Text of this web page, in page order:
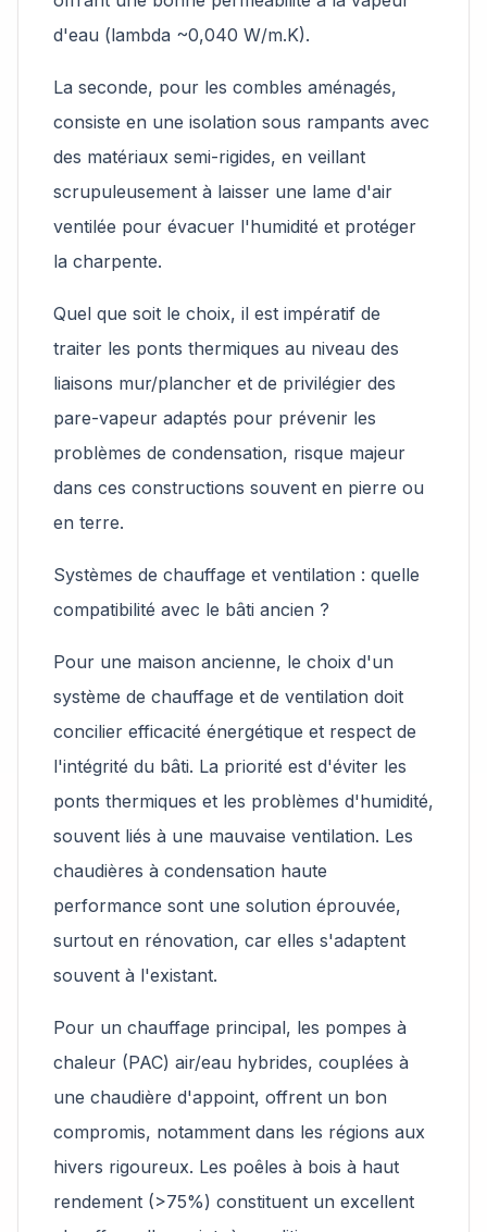
d'eau (lambda ~0,040 W/m.K).
La seconde, pour les combles aménagés,
consiste en une isolation sous rampants avec
des matériaux semi-rigides, en veillant
scrupuleusement à laisser une lame d'air
ventilée pour évacuer l'humidité et protéger
la charpente.
Quel que soit le choix, il est impératif de
traiter les ponts thermiques au niveau des
liaisons mur/plancher et de privilégier des
pare-vapeur adaptés pour prévenir les
problèmes de condensation, risque majeur
dans ces constructions souvent en pierre ou
en terre.
Systèmes de chauffage et ventilation : quelle
compatibilité avec le bâti ancien ?
Pour une maison ancienne, le choix d'un
système de chauffage et de ventilation doit
concilier efficacité énergétique et respect de
l'intégrité du bâti. La priorité est d'éviter les
ponts thermiques et les problèmes d'humidité,
souvent liés à une mauvaise ventilation. Les
chaudières à condensation haute
performance sont une solution éprouvée,
surtout en rénovation, car elles s'adaptent
souvent à l'existant.
Pour un chauffage principal, les pompes à
chaleur (PAC) air/eau hybrides, couplées à
une chaudière d'appoint, offrent un bon
compromis, notamment dans les régions aux
hivers rigoureux. Les poêles à bois à haut
rendement (>75%) constituent un excellent